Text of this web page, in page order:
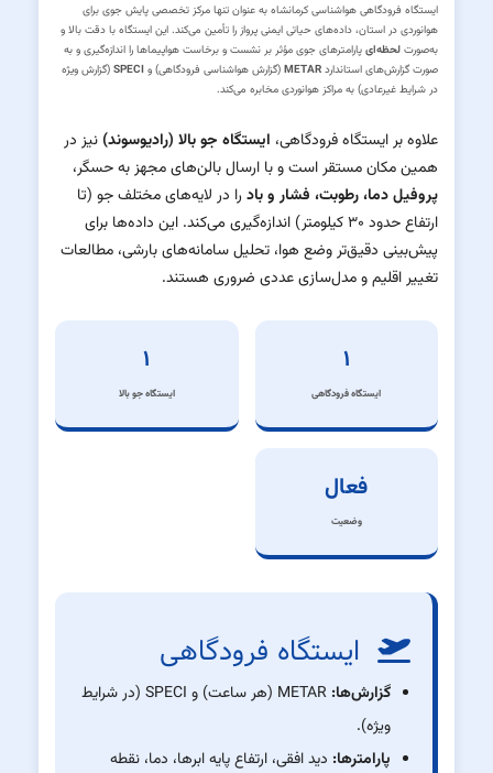
ایستگاه فرودگاهی هواشناسی کرمانشاه به عنوان تنها مرکز تخصصی پایش جوی برای
هوانوردی در استان، داده‌های حیاتی ایمنی پرواز را تأمین می‌کند. این ایستگاه با دقت بالا و
به‌صورت لحظه‌ای پارامترهای جوی مؤثر بر نشست و برخاست هواپیماها را اندازه‌گیری و به
صورت گزارش‌های استاندارد METAR (گزارش هواشناسی فرودگاهی) و SPECI (گزارش ویژه
در شرایط غیرعادی) به مراکز هوانوردی مخابره می‌کند.
علاوه بر ایستگاه فرودگاهی، ایستگاه جو بالا (رادیوسوند) نیز در
همین مکان مستقر است و با ارسال بالن‌های مجهز به حسگر،
پروفیل دما، رطوبت، فشار و باد را در لایه‌های مختلف جو (تا
ارتفاع حدود ۳۰ کیلومتر) اندازه‌گیری می‌کند. این داده‌ها برای
پیش‌بینی دقیق‌تر وضع هوا، تحلیل سامانه‌های بارشی، مطالعات
تغییر اقلیم و مدل‌سازی عددی ضروری هستند.
۱
ایستگاه فرودگاهی
۱
ایستگاه جو بالا
فعال
وضعیت
ایستگاه فرودگاهی
گزارش‌ها:
METAR (هر ساعت) و SPECI (در شرایط
ویژه).
پارامترها: دید افقی، ارتفاع پایه ابرها، دما، نقطه